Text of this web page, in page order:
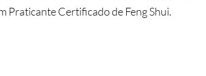
Praticante Certificado de Feng Shui.